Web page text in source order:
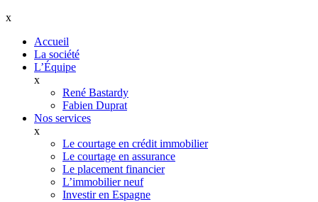
x
Accueil
La société
L’Équipe
x
René Bastardy
Fabien Duprat
Nos services
x
Le courtage en crédit immobilier
Le courtage en assurance
Le placement financier
L’immobilier neuf
Investir en Espagne